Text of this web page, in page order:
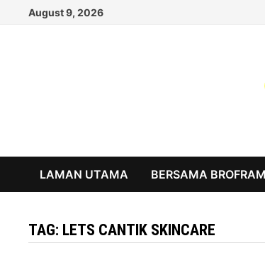
August 9, 2026
LAMAN UTAMA BERSAMA
TAG: LETS CANTIK SKINCARE